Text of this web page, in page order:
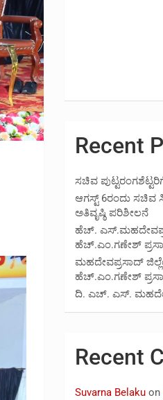
Recent
ಸಚಿವ
ಆಗಸ್ಟ್ 6ರಂದು ಸಚಿವ
ಅತಿವೃಷ್ಠಿ ಪರಿಶೀಲನೆ
ಹೆಚ್.
ಹೆಚ್.ಎಂ.ಗಣೇಶ್
ಮಹದೇವಪ್ರಸಾದ್
ಹೆಚ್.ಎಂ.ಗಣೇಶ್‌
ದಿ. ಎಚ್. ಎಸ್.
Recent
Suvarna Belaku on